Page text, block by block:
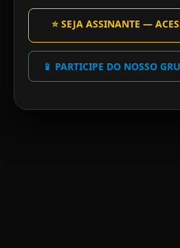
⭐ SEJA ASSINANTE —
📱 PARTICIPE DO NOSSO